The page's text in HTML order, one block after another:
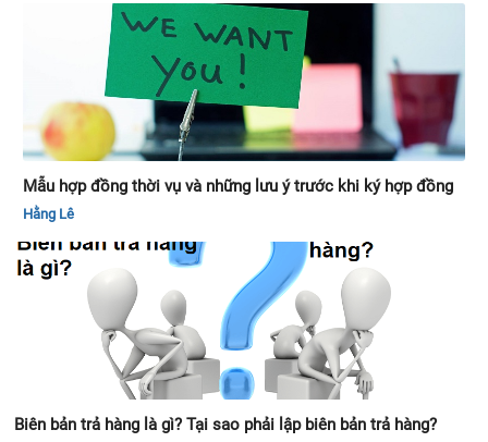
Mẫu hợp đồng thời vụ và những lưu ý trước khi ký hợp đồng
Hằng Lê
Biên bản trả hàng là gì? Tại sao phải lập biên bản trả hàng?